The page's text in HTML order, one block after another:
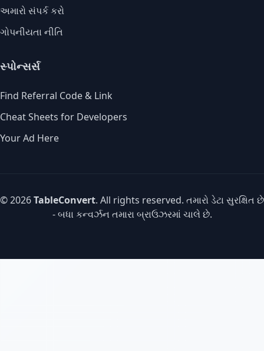
અમારો સંપર્ક કરો
ગોપનીયતા નીતિ
સ્પોન્સર્સ
Find Referral Code & Link
Cheat Sheets for Developers
Your Ad Here
© 2026TableConvert. All rights reserved. તમારો ડેટા સુરક્ષિત છે
- બધા કન્વર્ઝન તમારા બ્રાઉઝરમાં ચાલે છે.